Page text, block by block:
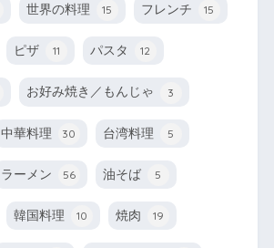
世界の料理 15 フレンチ 15
ピザ 11 パスタ 12
お好み焼き／もんじゃ 3
中華料理 30 台湾料理 5
ラーメン 56 油そば 5
韓国料理 10 焼肉 19